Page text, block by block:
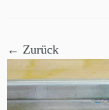
← Zurück